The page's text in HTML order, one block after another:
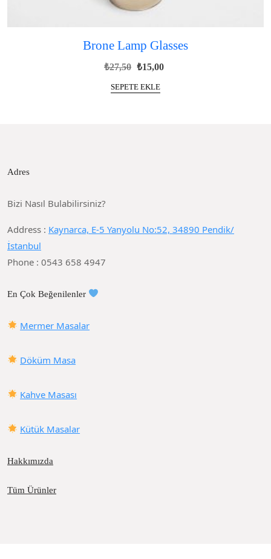
Brone Lamp Glasses
₺27,50 Orijinal
₺27,50.
₺15,00
SEPETE EKLE
Adres
Bizi Nasıl Bulabilirsiniz?
Address : Kaynarca, E-5 Yanyolu No:52, 34890 Pendik/
İstanbul
Phone : 0543 658 4947
En Çok Beğenilenler
Mermer Masalar
Döküm Masa
Kahve Masası
Kütük Masalar
Hakkımızda
Tüm Ürünler